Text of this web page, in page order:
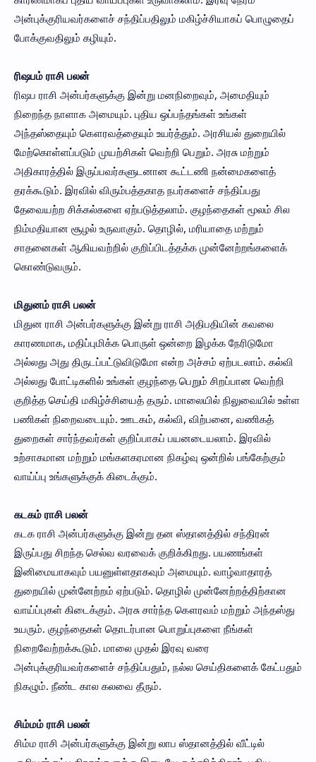
அன்புக்குரியவர்களைச் சந்திப்பதிலும் மகிழ்ச்சியாகப் பொழுதைப்
போக்குவதிலும் கழியும்.
ரிஷபம் ராசி பலன்
ரிஷப ராசி அன்பர்களுக்கு இன்று மனநிறைவும், அமைதியும்
நிறைந்த நாளாக அமையும். புதிய ஒப்பந்தங்கள் உங்கள்
அந்தஸ்தையும் கௌரவத்தையும் உயர்த்தும். அரசியல் துறையில்
மேற்கொள்ளப்படும் முயற்சிகள் வெற்றி பெறும். அரசு மற்றும்
அதிகாரத்தில் இருப்பவர்களுடனான கூட்டணி நன்மைகளைத்
தரக்கூடும். இரவில் விரும்பத்தகாத நபர்களைச் சந்திப்பது
தேவையற்ற சிக்கல்களை ஏற்படுத்தலாம். குழந்தைகள் மூலம் சில
நிம்மதியான சூழல் உருவாகும். தொழில், மரியாதை மற்றும்
சாதனைகள் ஆகியவற்றில் குறிப்பிடத்தக்க முன்னேற்றங்களைக்
கொண்டுவரும்.
மிதுனம் ராசி பலன்
மிதுன ராசி அன்பர்களுக்கு இன்று ராசி அதிபதியின் கவலை
காரணமாக, மதிப்புமிக்க பொருள் ஒன்றை இழக்க நேரிடுமோ
அல்லது அது திருடப்பட்டுவிடுமோ என்ற அச்சம் ஏற்படலாம். கல்வி
அல்லது போட்டிகளில் உங்கள் குழந்தை பெறும் சிறப்பான வெற்றி
குறித்த செய்தி மகிழ்ச்சியைத் தரும். மாலையில் நிலுவையில் உள்ள
பணிகள் நிறைவடையும். ஊடகம், கல்வி, விற்பனை, வணிகத்
துறைகள் சார்ந்தவர்கள் குறிப்பாகப் பயனடையலாம். இரவில்
உற்சாகமான மற்றும் மங்களகரமான நிகழ்வு ஒன்றில் பங்கேற்கும்
வாய்ப்பு உங்களுக்குக் கிடைக்கும்.
கடகம் ராசி பலன்
கடக ராசி அன்பர்களுக்கு இன்று தன ஸ்தானத்தில் சந்திரன்
இருப்பது சிறந்த செல்வ வரவைக் குறிக்கிறது. பயணங்கள்
இனிமையாகவும் பயனுள்ளதாகவும் அமையும். வாழ்வாதாரத்
துறையில் முன்னேற்றம் ஏற்படும். தொழில் முன்னேற்றத்திற்கான
வாய்ப்புகள் கிடைக்கும். அரசு சார்ந்த கௌரவம் மற்றும் அந்தஸ்து
உயரும். குழந்தைகள் தொடர்பான பொறுப்புகளை நீங்கள்
நிறைவேற்றக்கூடும். மாலை முதல் இரவு வரை
அன்புக்குரியவர்களைச் சந்திப்பதும், நல்ல செய்திகளைக் கேட்பதும்
நிகழும். நீண்ட கால கலவை தீரும்.
சிம்மம் ராசி பலன்
சிம்ம ராசி அன்பர்களுக்கு இன்று லாப ஸ்தானத்தில் வீட்டில்